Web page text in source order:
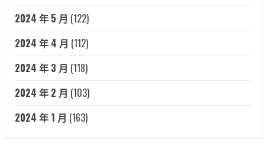
2024 年 5 月 (122)
2024 年 4 月 (112)
2024 年 3 月 (118)
2024 年 2 月 (103)
2024 年 1 月 (163)